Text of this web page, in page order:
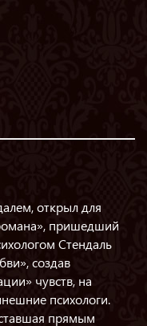
открыл для
пришедший
Стендаль
создав
чувств, на
психологи.
прямым